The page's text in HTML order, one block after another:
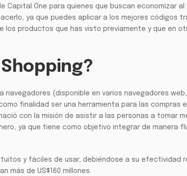
Capital One para quienes que buscan economizar al
ya que puedes aplicar a los mejores códigos
los productos que has visto previamente y que en
(disponible en varios navegadores
finalidad ser una herramienta para las compras
con la misión de asistir a las personas a tomar
ya que tiene como objetivo integrar de manera
y fáciles de usar, debiéndose a su efectividad
más de US$160 millones.